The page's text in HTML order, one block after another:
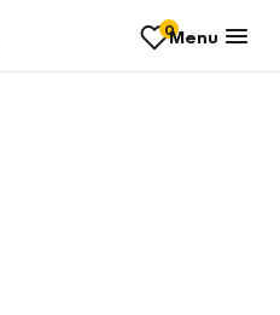
0Menu